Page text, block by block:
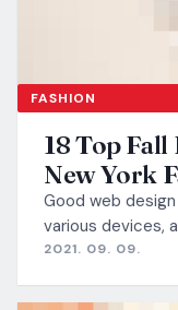
FASHION
18 Top
New York
Good web
various devices,
2021. 09. 09.